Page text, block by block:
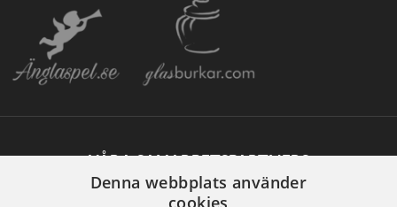
VÅRA SAMARBETSPARTNERS
Denna webbplats använder
cookies